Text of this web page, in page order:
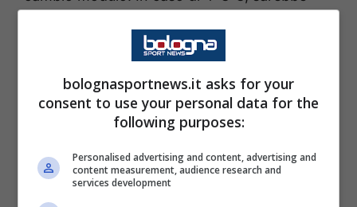
sulla trequarti.
Tuttavia, resta più probabile l’ipotesi del 4-2-
3-1, con il danese sostenuto sulle fasce dai
Spazio perDallinga, nella speranza che il “Re
bolognasportnews.it asks for your
consent to use your personal data for the
following purposes:
Personalised advertising and content, advertising and
content measurement, audience research and
services development